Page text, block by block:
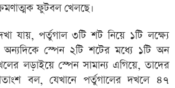
ফুটবল খেলছে।
যায়, পর্তুগাল ৩টি শট নিয়ে ১টি লক্ষ্যে
অন্যদিকে স্পেন ২টি শটের মধ্যে ১টি অন
লড়াইয়ে স্পেন সামান্য এগিয়ে, তাদের
বল, যেখানে পর্তুগালের দখলে ৪৭